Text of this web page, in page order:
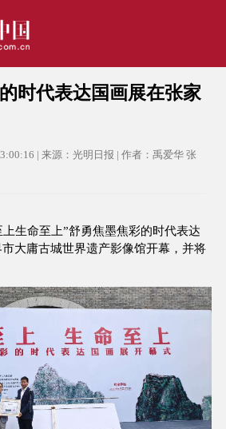
时代表达国画展在张家
| 来源：光明日报 | 作者：禹爱华 张
生命至上”舒勇焦墨焦彩的时代表达
大庸古城世界遗产影像馆开幕，并将